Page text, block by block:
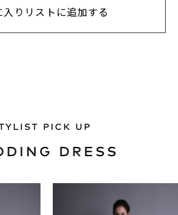
入りリストに追加する